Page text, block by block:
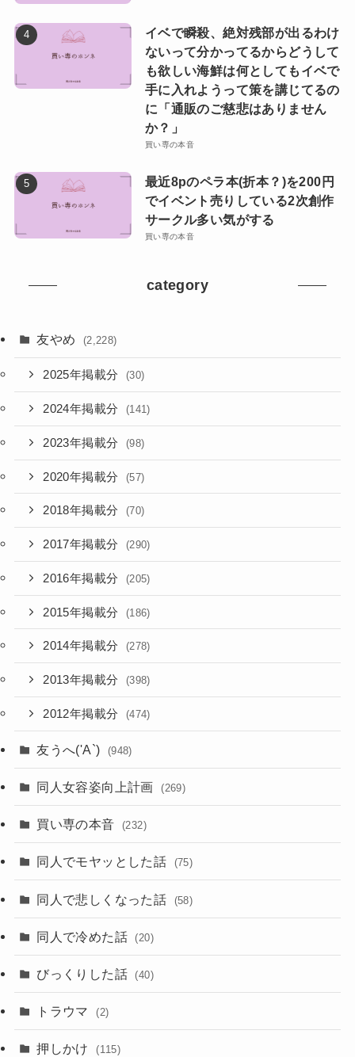
イベで瞬殺、絶対残部が出るわけ
ないって分かってるからどうして
も欲しい海鮮は何としてもイベで
手に入れようって策を講じてるの
に「通販のご慈悲はありません
か？」
買い専の本音
最近8pのペラ本(折本？)を200円
でイベント売りしている2次創作
サークル多い気がする
買い専の本音
category
友やめ (2,228)
2025年掲載分 (30)
2024年掲載分 (141)
2023年掲載分 (98)
2020年掲載分 (57)
2018年掲載分 (70)
2017年掲載分 (290)
2016年掲載分 (205)
2015年掲載分 (186)
2014年掲載分 (278)
2013年掲載分 (398)
2012年掲載分 (474)
友うへ('A`) (948)
同人女容姿向上計画 (269)
買い専の本音 (232)
同人でモヤッとした話 (75)
同人で悲しくなった話 (58)
同人で冷めた話 (20)
びっくりした話 (40)
トラウマ (2)
押しかけ (115)